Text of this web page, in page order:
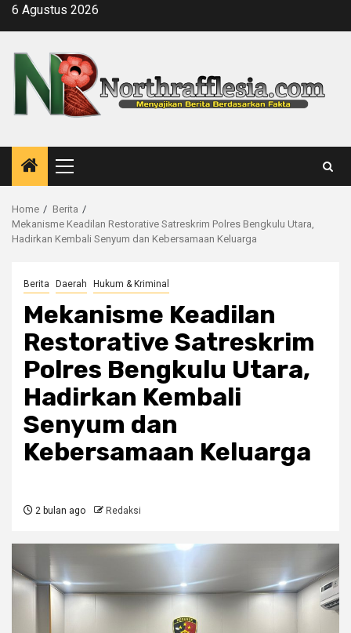
Skip6 Agustus 2026
Primary
Menu
Home
Berita
Mekanisme Keadilan Restorative Satreskrim Polres Bengkulu Utara,
Hadirkan Kembali Senyum dan Kebersamaan Keluarga
Berita Daerah Hukum & Kriminal
Mekanisme Keadilan
Restorative Satreskrim
Polres Bengkulu Utara,
Hadirkan Kembali
Senyum dan
Kebersamaan Keluarga
2 bulan ago Redaksi